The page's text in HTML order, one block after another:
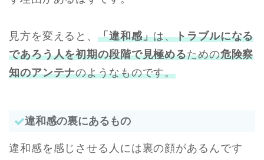
見方を変えると、「違和感」は、トラブルになる
であろう人を初期の段階で見極めるための危険察
知のアンテナのようなものです。
違和感の裏にあるもの
違和感を感じさせる人には裏の顔があるんです